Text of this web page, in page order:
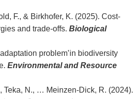
F., & Birkhofer, K. (2025). Cost-
and trade-offs. Biological
problem’in biodiversity
Environmental and Resource
Teka, N., … Meinzen-Dick, R. (2024).